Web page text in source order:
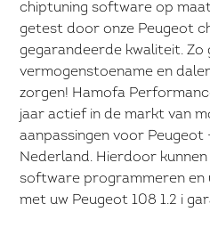
chiptuning software op
getest door onze Peugeot
gegarandeerde kwaliteit. Zo
vermogenstoename en
zorgen! Hamofa
jaar actief in de markt van
aanpassingen voor Peugeot
Nederland. Hierdoor
software programmeren en
met uw Peugeot 108 1.2 i